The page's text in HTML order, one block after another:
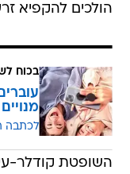
הולכים להקפיא
בכוח
מנויים ב-
לכתבה
השופטת קודלר-